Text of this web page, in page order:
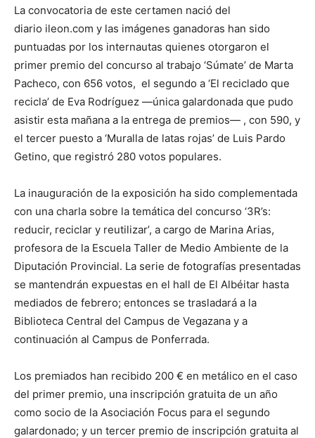
La convocatoria de este certamen nació del
diario ileon.com y las imágenes ganadoras han sido
puntuadas por los internautas quienes otorgaron el
primer premio del concurso al trabajo ‘Súmate’ de Marta
Pacheco, con 656 votos, el segundo a ‘El reciclado que
recicla’ de Eva Rodríguez —única galardonada que pudo
asistir esta mañana a la entrega de premios— , con 590, y
el tercer puesto a ‘Muralla de latas rojas’ de Luis Pardo
Getino, que registró 280 votos populares.
La inauguración de la exposición ha sido complementada
con una charla sobre la temática del concurso ‘3R’s:
reducir, reciclar y reutilizar’, a cargo de Marina Arias,
profesora de la Escuela Taller de Medio Ambiente de la
Diputación Provincial. La serie de fotografías presentadas
se mantendrán expuestas en el hall de El Albéitar hasta
mediados de febrero; entonces se trasladará a la
Biblioteca Central del Campus de Vegazana y a
continuación al Campus de Ponferrada.
Los premiados han recibido 200 € en metálico en el caso
del primer premio, una inscripción gratuita de un año
como socio de la Asociación Focus para el segundo
galardonado; y un tercer premio de inscripción gratuita al